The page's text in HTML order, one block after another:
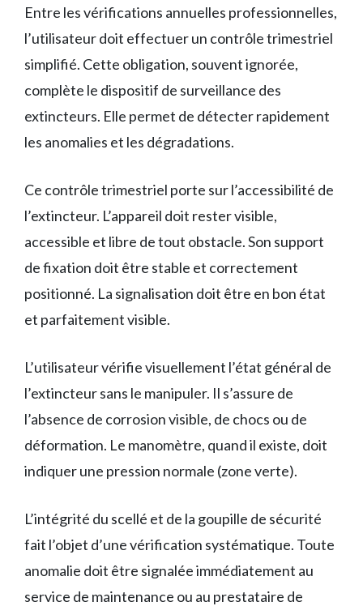
Entre les vérifications annuelles professionnelles,
l’utilisateur doit effectuer un contrôle trimestriel
simplifié. Cette obligation, souvent ignorée,
complète le dispositif de surveillance des
extincteurs. Elle permet de détecter rapidement
les anomalies et les dégradations.
Ce contrôle trimestriel porte sur l’accessibilité de
l’extincteur. L’appareil doit rester visible,
accessible et libre de tout obstacle. Son support
de fixation doit être stable et correctement
positionné. La signalisation doit être en bon état
et parfaitement visible.
L’utilisateur vérifie visuellement l’état général de
l’extincteur sans le manipuler. Il s’assure de
l’absence de corrosion visible, de chocs ou de
déformation. Le manomètre, quand il existe, doit
indiquer une pression normale (zone verte).
L’intégrité du scellé et de la goupille de sécurité
fait l’objet d’une vérification systématique. Toute
anomalie doit être signalée immédiatement au
service de maintenance ou au prestataire de